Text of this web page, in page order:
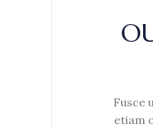
Fusce
etiam